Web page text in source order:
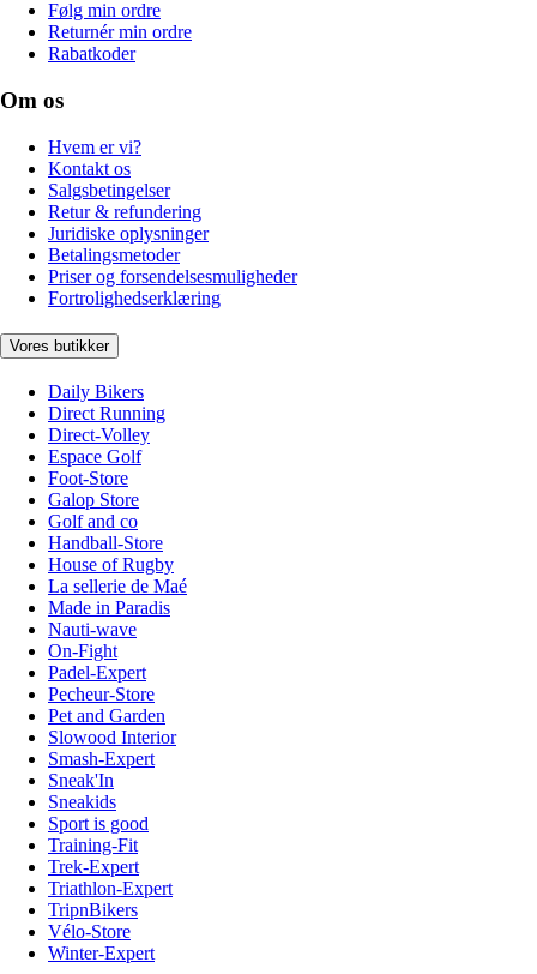
Følg min ordre
Returnér min ordre
Rabatkoder
Om os
Hvem er vi?
Kontakt os
Salgsbetingelser
Retur & refundering
Juridiske oplysninger
Betalingsmetoder
Priser og forsendelsesmuligheder
Fortrolighedserklæring
Vores butikker
Daily Bikers
Direct Running
Direct-Volley
Espace Golf
Foot-Store
Galop Store
Golf and co
Handball-Store
House of Rugby
La sellerie de Maé
Made in Paradis
Nauti-wave
On-Fight
Padel-Expert
Pecheur-Store
Pet and Garden
Slowood Interior
Smash-Expert
Sneak'In
Sneakids
Sport is good
Training-Fit
Trek-Expert
Triathlon-Expert
TripnBikers
Vélo-Store
Winter-Expert